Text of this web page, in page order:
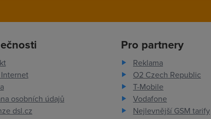
osobních údajů
dsl.cz
Pro partnery
Reklama
O2 Czech Republic
T-Mobile
Vodafone
Nejlevnější GSM tarify